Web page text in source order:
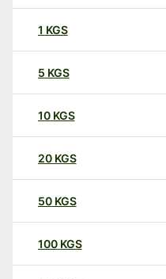
1 KGS
5 KGS
10 KGS
20 KGS
50 KGS
100 KGS